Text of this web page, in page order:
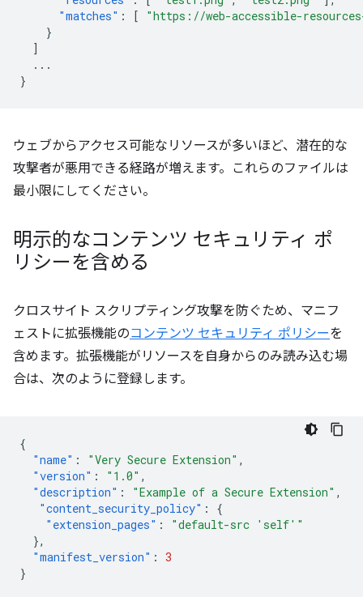
"matches" : [
"https://web-accessible-
}
]
...
}
ウェブからアクセス可能なリソースが多いほど、潜在的な
攻撃者が悪用できる経路が増えます。これらのファイルは
最小限にしてください。
明示的なコンテンツ セキュリティ ポ
リシーを含める
クロスサイト スクリプティング攻撃を防ぐため、マニフ
ェストに拡張機能のコンテンツ セキュリティ ポリシーを
含めます。拡張機能がリソースを自身からのみ読み込む場
合は、次のように登録します。
{
"name" : "Very Secure Extension" ,
"version" : "1.0" ,
"description" : "Example of a Secure Extension" ,
"content_security_policy" :
{
"extension_pages" :
"default-src 'self'"
},
"manifest_version" : 3
}